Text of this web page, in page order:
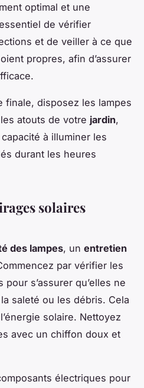
optimal et une
de vérifier
et de veiller à ce que
propres, afin d’assurer
finale, disposez les lampes
atouts de votre jardin,
à illuminer les
durant les heures
solaires
des lampes, un entretien
par vérifier les
s’assurer qu’elles ne
saleté ou les débris. Cela
solaire. Nettoyez
avec un chiffon doux et
électriques pour